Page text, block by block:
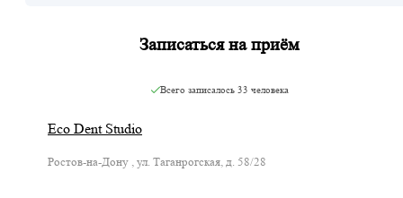
Записаться на приём
Всего записалось33 человека
Eco Dent Studio
Ростов-на-Дону , ул. Таганрогская, д. 58/28